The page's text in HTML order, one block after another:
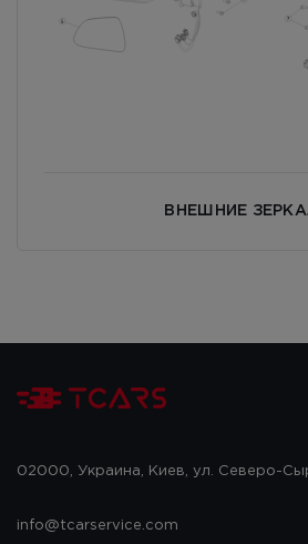
ВНЕШНИЕ
02000, Украина, Киев, ул. Северо-
info@tcarservice.com